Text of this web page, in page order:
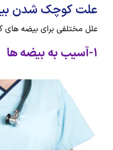
علت کوچک شدن
علل مختلفی برای بیضه های
1-آسیب به بیضه ها